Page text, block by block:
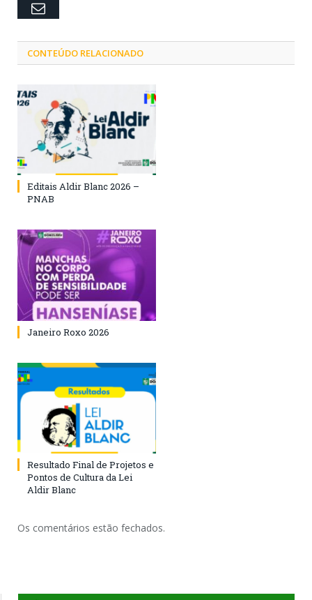
Email
CONTEÚDO RELACIONADO
Editais Aldir Blanc 2026 –
PNAB
Janeiro Roxo 2026
Resultado Final de Projetos e
Pontos de Cultura da Lei
Aldir Blanc
Os comentários estão fechados.